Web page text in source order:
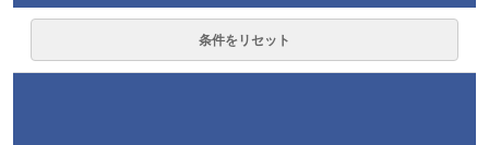
条件をリセット